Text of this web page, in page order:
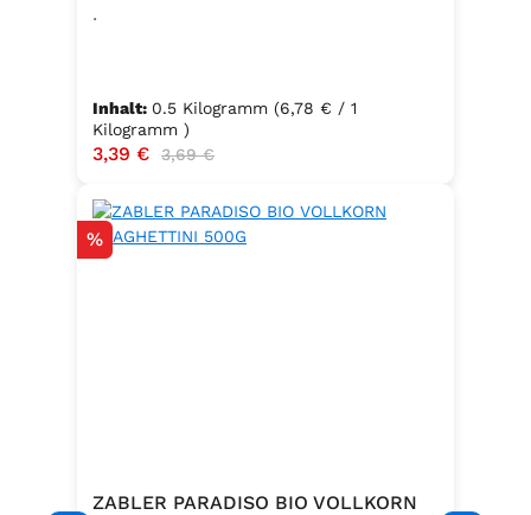
.
Inhalt: 0.5 Kilogramm (6,78 € / 1
Kilogramm )
Verkaufspreis:
3,39 € Regulärer Preis:
3,69 €
Rabatt
%
ZABLER PARADISO BIO VOLLKORN